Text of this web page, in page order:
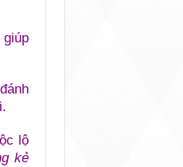
lộ
kẻ